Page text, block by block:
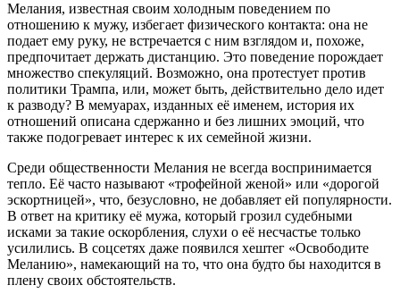
Мелания, известная своим холодным поведением по
отношению к мужу, избегает физического контакта: она не
подает ему руку, не встречается с ним взглядом и, похоже,
предпочитает держать дистанцию. Это поведение порождает
множество спекуляций. Возможно, она протестует против
политики Трампа, или, может быть, действительно дело идет
к разводу? В мемуарах, изданных её именем, история их
отношений описана сдержанно и без лишних эмоций, что
также подогревает интерес к их семейной жизни.
Среди общественности Мелания не всегда воспринимается
тепло. Её часто называют «трофейной женой» или «дорогой
эскортницей», что, безусловно, не добавляет ей популярности.
В ответ на критику её мужа, который грозил судебными
исками за такие оскорбления, слухи о её несчастье только
усилились. В соцсетях даже появился хештег «Освободите
Меланию», намекающий на то, что она будто бы находится в
плену своих обстоятельств.